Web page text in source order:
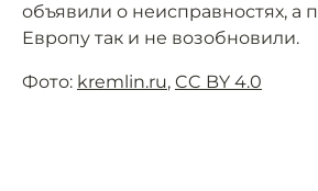
объявили о неисправностях, а
Европу так и не возобновили.
Фото: kremlin.ru, CC BY 4.0